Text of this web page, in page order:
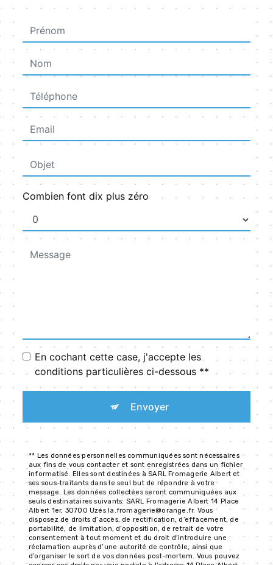
Combien font dix plus zéro
En cochant cette case, j'accepte les
conditions particulières ci-dessous **
Envoyer
** Les données personnelles communiquées sont nécessaires
aux fins de vous contacter et sont enregistrées dans un fichier
informatisé. Elles sont destinées à SARL Fromagerie Albert et
ses sous-traitants dans le seul but de répondre à votre
message. Les données collectées seront communiquées aux
seuls destinataires suivants: SARL Fromagerie Albert 14 Place
Albert 1er, 30700 Uzés la.fromagerie@orange.fr. Vous
disposez de droits d’accès, de rectification, d’effacement, de
portabilité, de limitation, d’opposition, de retrait de votre
consentement à tout moment et du droit d’introduire une
réclamation auprès d’une autorité de contrôle, ainsi que
d’organiser le sort de vos données post-mortem. Vous pouvez